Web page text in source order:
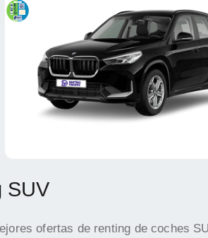
SUV
ofertas de renting de coches